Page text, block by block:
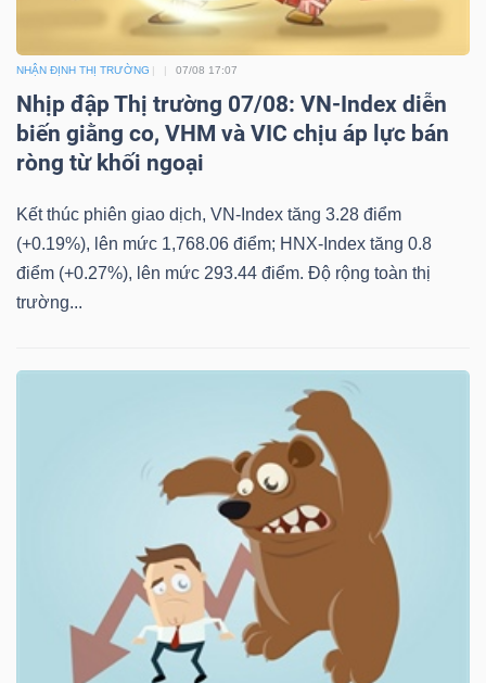
NHẬN ĐỊNH THỊ TRƯỜNG 07/08 17:07
Nhịp đập Thị trường 07/08: VN-Index diễn
biến giằng co, VHM và VIC chịu áp lực bán
ròng từ khối ngoại
Kết thúc phiên giao dịch, VN-Index tăng 3.28 điểm
(+0.19%), lên mức 1,768.06 điểm; HNX-Index tăng 0.8
điểm (+0.27%), lên mức 293.44 điểm. Độ rộng toàn thị
trường...